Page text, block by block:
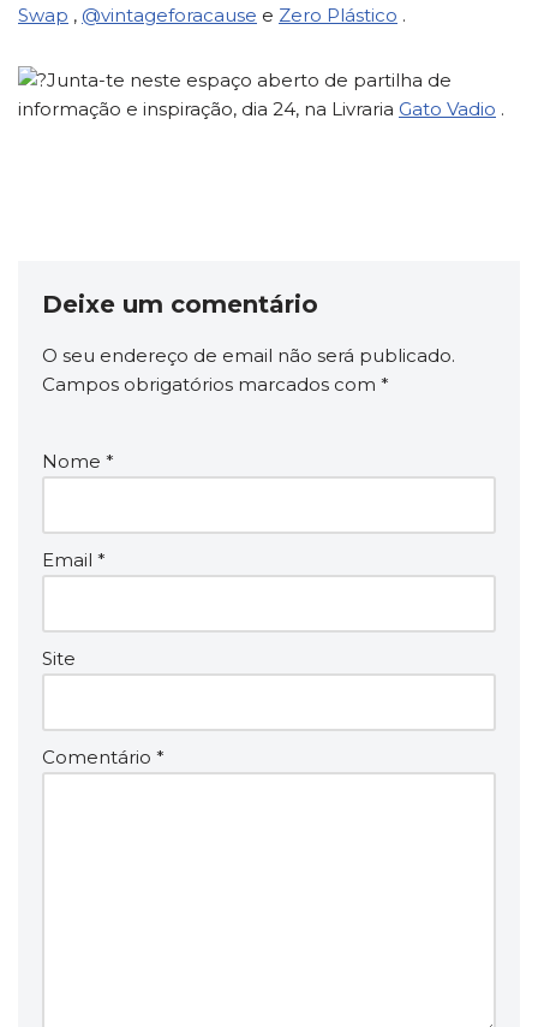
Swap , @vintageforacause e Zero Plástico .
Junta-te neste espaço aberto de partilha de
informação e inspiração, dia 24, na Livraria Gato Vadio .
Deixe um comentário
O seu endereço de email não será publicado.
Campos obrigatórios marcados com *
Nome *
Email *
Site
Comentário *